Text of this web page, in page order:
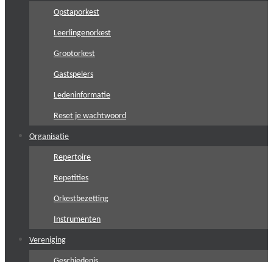
Opstaporkest
Leerlingenorkest
Grootorkest
Gastspelers
Ledeninformatie
Reset je wachtwoord
Organisatie
Repertoire
Repetities
Orkestbezetting
Instrumenten
Vereniging